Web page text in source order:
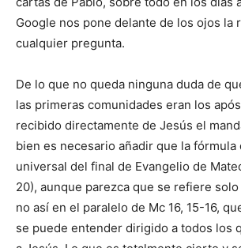
Google nos pone delante de los ojos la
cualquier pregunta.
De lo que no queda ninguna duda de
las primeras comunidades eran los
recibido directamente de Jesús el
bien es necesario añadir que la fórmula
universal del final de Evangelio de
20), aunque parezca que se refiere
no así en el paralelo de Mc 16, 15-16,
se puede entender dirigido a todos los